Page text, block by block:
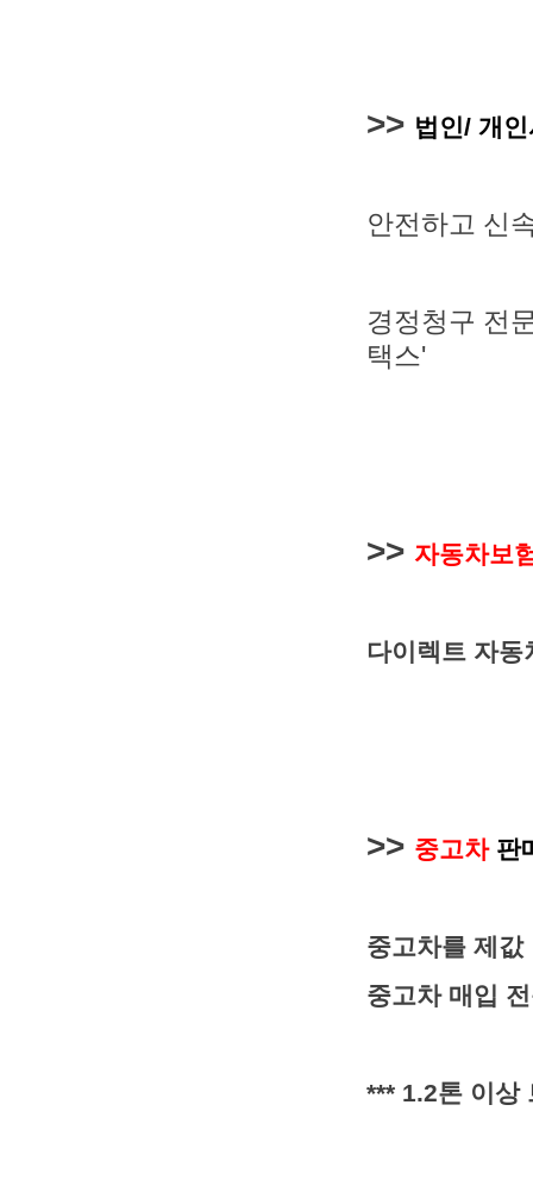
>> 법인/ 개
안전하고 신
경정청구 전
택스'
>> 자동차보
다이렉트 자동
>> 중고차판
중고차를 제
중고차 매입
*** 1.2톤 이상